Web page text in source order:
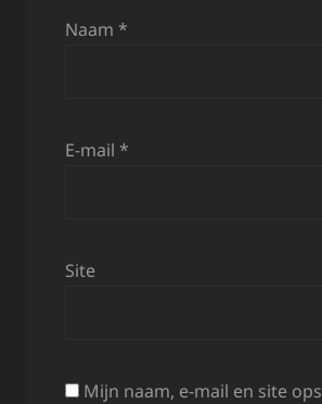
Naam *
E-mail *
Site
Mijn naam, e-mail en site